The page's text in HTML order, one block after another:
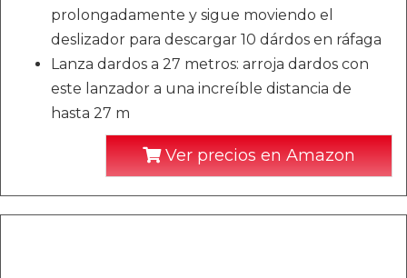
prolongadamente y sigue moviendo el
deslizador para descargar 10 dárdos en ráfaga
Lanza dardos a 27 metros: arroja dardos con
este lanzador a una increíble distancia de
hasta 27 m
Ver precios en Amazon